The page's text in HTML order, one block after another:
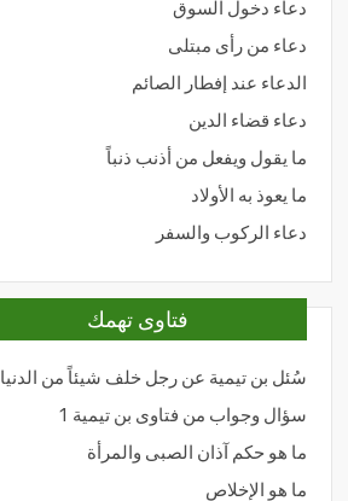
دعاء دخول السوق
دعاء من رأى مبتلى
الدعاء عند إفطار الصائم
دعاء قضاء الدين
ما يقول ويفعل من أذنب ذنباً
ما يعوذ به الأولاد
دعاء الركوب والسفر
فتاوى تهمك
سُئل بن تيمية عن رجل خلف شيئاً من الدنيا
سؤال وجواب من فتاوى بن تيمية 1
ما هو حكم آذان الصبى والمرأة
ما هو الإخلاص